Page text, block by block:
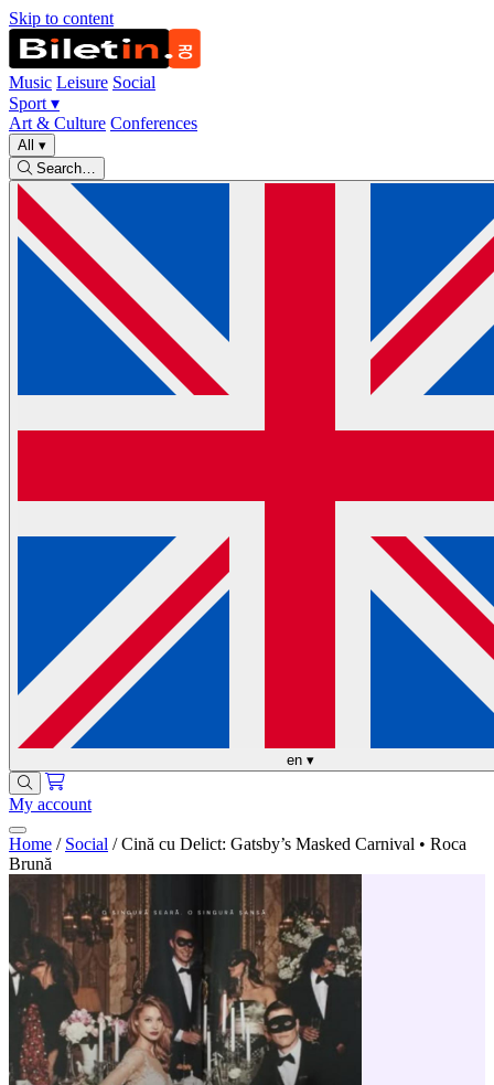
Skip to content
Music Leisure Social
Sport ▾
Art & Culture Conferences
All ▾
Search…
en ▾
My account
Home / Social / Cină cu Delict: Gatsby’s Masked Carnival • Roca
Brună